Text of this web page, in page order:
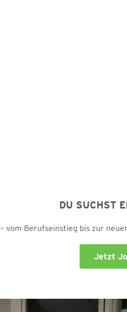
DU SUCHST
vom Berufseinstieg bis zur
Jetzt